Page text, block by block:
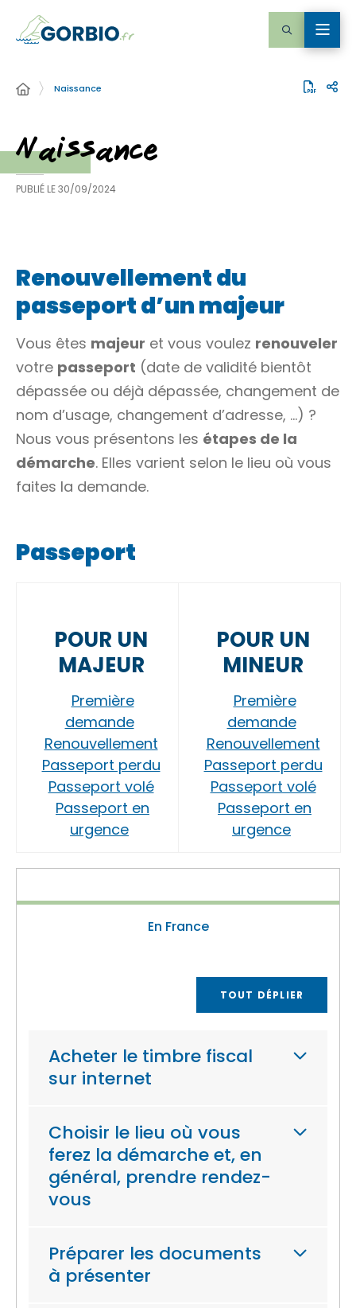
Naissance
Naissance
PUBLIÉ LE30/09/2024
Renouvellement du
passeport d’un majeur
Vous êtes majeur et vous voulez renouveler
votre passeport (date de validité bientôt
dépassée ou déjà dépassée, changement de
nom d’usage, changement d’adresse, …) ?
Nous vous présentons les étapes de la
démarche. Elles varient selon le lieu où vous
faites la demande.
Passeport
POUR UN
MAJEUR
Première
demande
Renouvellement
Passeport perdu
Passeport volé
Passeport en
urgence
POUR UN
MINEUR
Première
demande
Renouvellement
Passeport perdu
Passeport volé
Passeport en
urgence
En France
TOUT DÉPLIER
Acheter le timbre fiscal
sur internet
Choisir le lieu où vous
ferez la démarche et, en
général, prendre rendez-
vous
Préparer les documents
à présenter